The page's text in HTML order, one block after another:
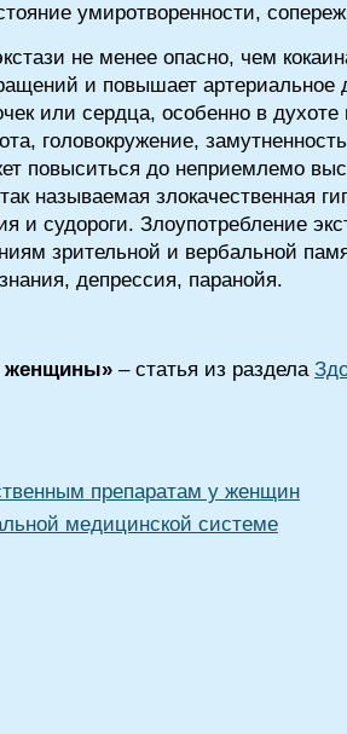
умиротворенности,
не менее опасно, чем
и повышает
или сердца, особенно в духоте
головокружение,
повыситься до неприемлемо
называемая злокачественная
и судороги. Злоупотребление
зрительной и вербальной
депрессия, паранойя.
женщины» – статья из раздела
препаратам у женщин
медицинской системе